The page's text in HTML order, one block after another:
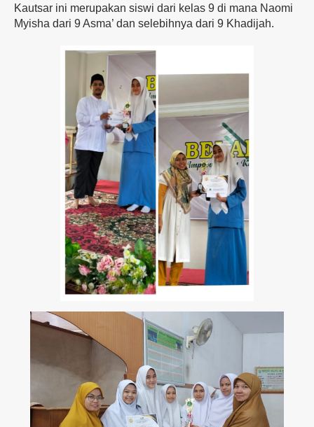
Kautsar ini merupakan siswi dari kelas 9 di mana Naomi
Myisha dari 9 Asma’ dan selebihnya dari 9 Khadijah.